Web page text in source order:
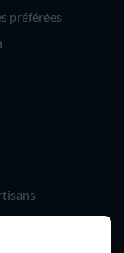
préférées